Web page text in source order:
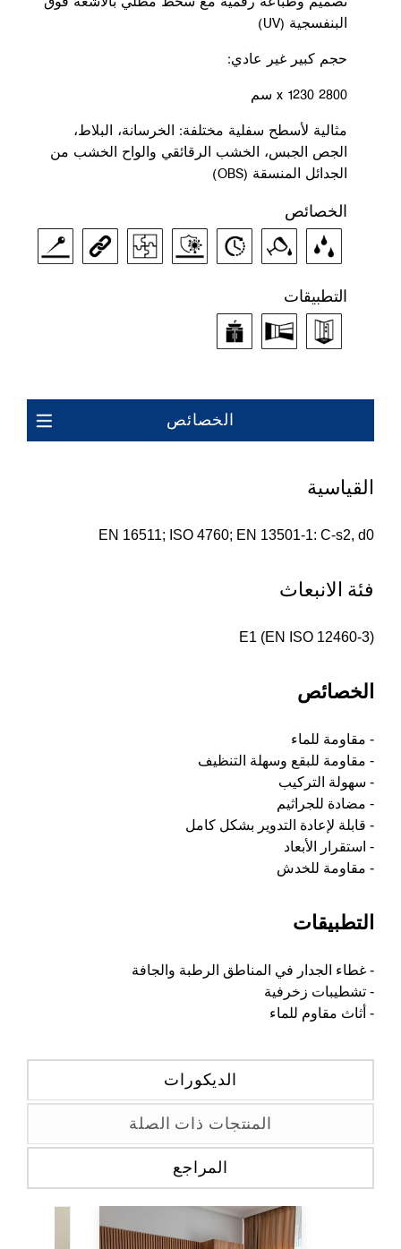
البنفسجية (UV)
حجم كبير غير عادي:
2800 x 1230 سم
مثالية لأسطح سفلية مختلفة: الخرسانة، البلاط،
الجص الجبس، الخشب الرقائقي والواح الخشب من
الجدائل المنسقة (OBS)
الخصائص
التطبيقات
الخصائص
القياسية
EN 16511; ISO 4760; EN 13501-1: C-s2, d0
فئة الانبعاث
E1 (EN ISO 12460-3)
الخصائص
- مقاومة للماء
- مقاومة للبقع وسهلة التنظيف
- سهولة التركيب
- مضادة للجراثيم
- قابلة لإعادة التدوير بشكل كامل
- استقرار الأبعاد
- مقاومة للخدش
التطبيقات
- غطاء الجدار في المناطق الرطبة والجافة
- تشطيبات زخرفية
- أثاث مقاوم للماء
الديكورات
المنتجات ذات الصلة
المراجع